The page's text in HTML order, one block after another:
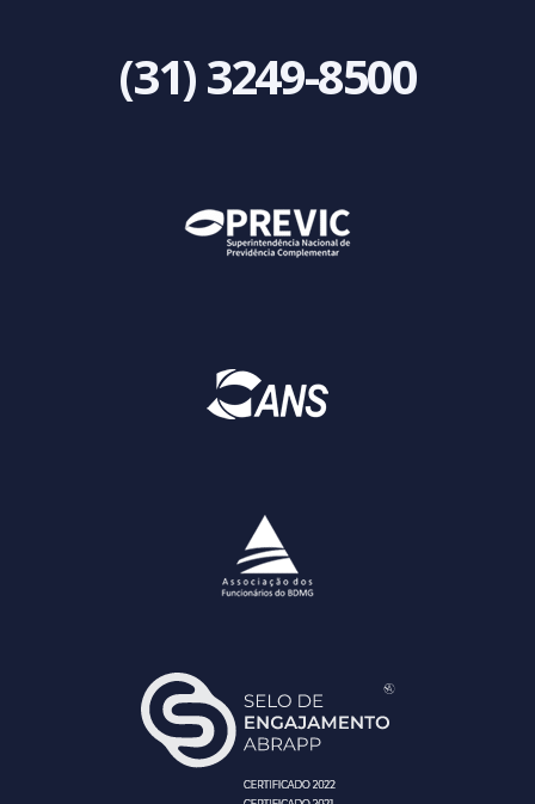
(31) 3249-8500